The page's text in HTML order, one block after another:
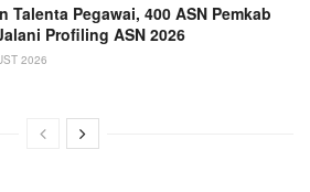
Talenta Pegawai, 400 ASN Pemkab
Profiling ASN 2026
2026